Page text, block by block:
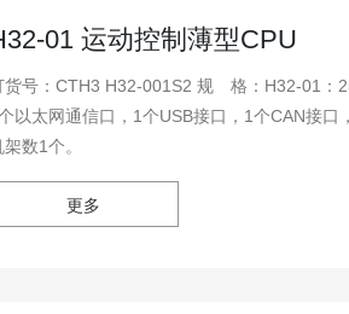
01 运动控制薄型CPU
H32-001S2 规 格：H32-01：256KB+64KB程序空间，1MB数据空间，32KB掉电保持数据空间，1个PPI/自由通讯口，
以太网通信口，1个USB接口，1个CAN接
架数1个。
更多